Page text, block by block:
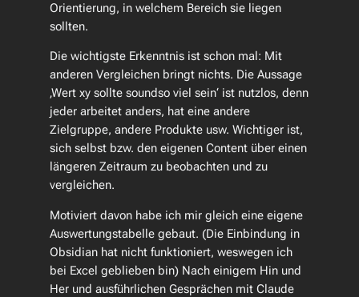
Orientierung, in welchem Bereich sie liegen
sollten.
Die wichtigste Erkenntnis ist schon mal: Mit
anderen Vergleichen bringt nichts. Die Aussage
‚Wert xy sollte soundso viel sein‘ ist nutzlos, denn
jeder arbeitet anders, hat eine andere
Zielgruppe, andere Produkte usw. Wichtiger ist,
sich selbst bzw. den eigenen Content über einen
längeren Zeitraum zu beobachten und zu
vergleichen.
Motiviert davon habe ich mir gleich eine eigene
Auswertungstabelle gebaut. (Die Einbindung in
Obsidian hat nicht funktioniert, weswegen ich
bei Excel geblieben bin) Nach einigem Hin und
Her und ausführlichen Gesprächen mit Claude